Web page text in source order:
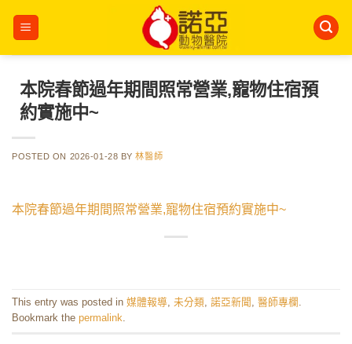
本院春節過年期間照常營業,寵物住宿預
約實施中~
POSTED ON 2026-01-28 BY林醫師
本院春節過年期間照常營業,寵物住宿預約實施中~
This entry was posted in 媒體報導, 未分類, 諾亞新聞 , 醫師專欄 .
Bookmark the permalink.